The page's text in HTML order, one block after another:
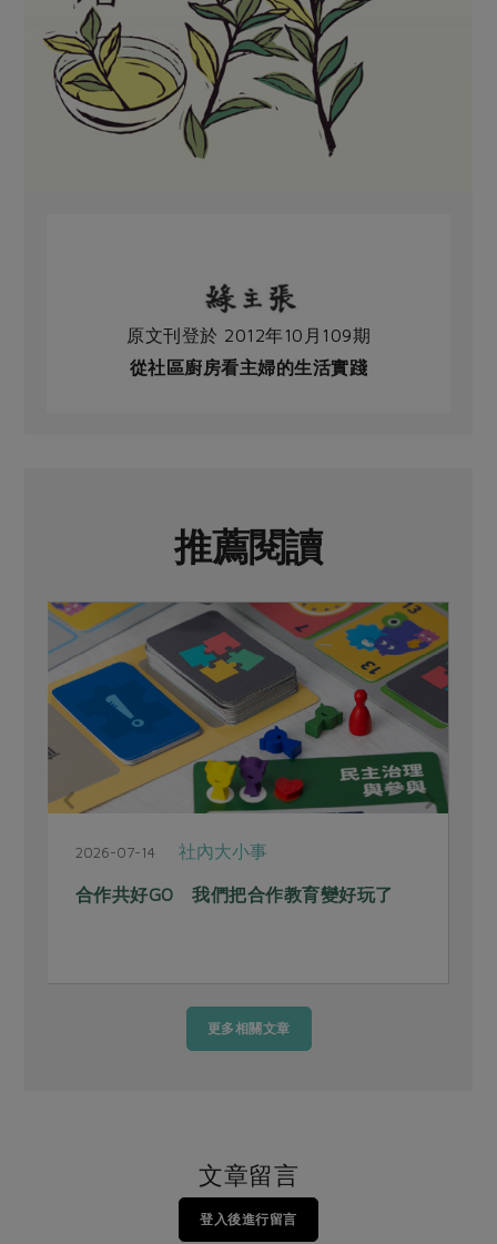
原文刊登於 2012年10月109期
從社區廚房看主婦的生活實踐
推薦閱讀
2026-07-14 社內大小事
合作共好GO 我們把合作教育變好玩了
更多相關文章
文章留言
登入後進行留言